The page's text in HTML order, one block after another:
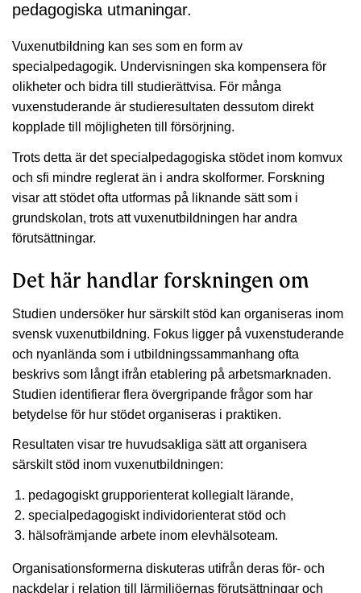
pedagogiska utmaningar.
Vuxenutbildning kan ses som en form av
specialpedagogik. Undervisningen ska kompensera för
olikheter och bidra till studierättvisa. För många
vuxenstuderande är studieresultaten dessutom direkt
kopplade till möjligheten till försörjning.
Trots detta är det specialpedagogiska stödet inom komvux
och sfi mindre reglerat än i andra skolformer. Forskning
visar att stödet ofta utformas på liknande sätt som i
grundskolan, trots att vuxenutbildningen har andra
förutsättningar.
Det här handlar forskningen om
Studien undersöker hur särskilt stöd kan organiseras inom
svensk vuxenutbildning. Fokus ligger på vuxenstuderande
och nyanlända som i utbildningssammanhang ofta
beskrivs som långt ifrån etablering på arbetsmarknaden.
Studien identifierar flera övergripande frågor som har
betydelse för hur stödet organiseras i praktiken.
Resultaten visar tre huvudsakliga sätt att organisera
särskilt stöd inom vuxenutbildningen:
pedagogiskt grupporienterat kollegialt lärande,
specialpedagogiskt individorienterat stöd och
hälsofrämjande arbete inom elevhälsoteam.
Organisationsformerna diskuteras utifrån deras för- och
nackdelar i relation till lärmiljöernas förutsättningar och